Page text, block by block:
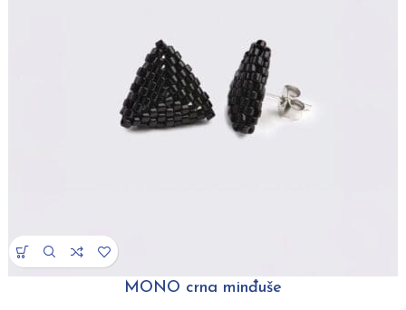
MONO crna minđuše